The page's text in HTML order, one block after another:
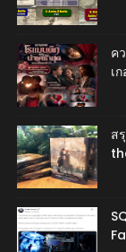
ค
เ
ส